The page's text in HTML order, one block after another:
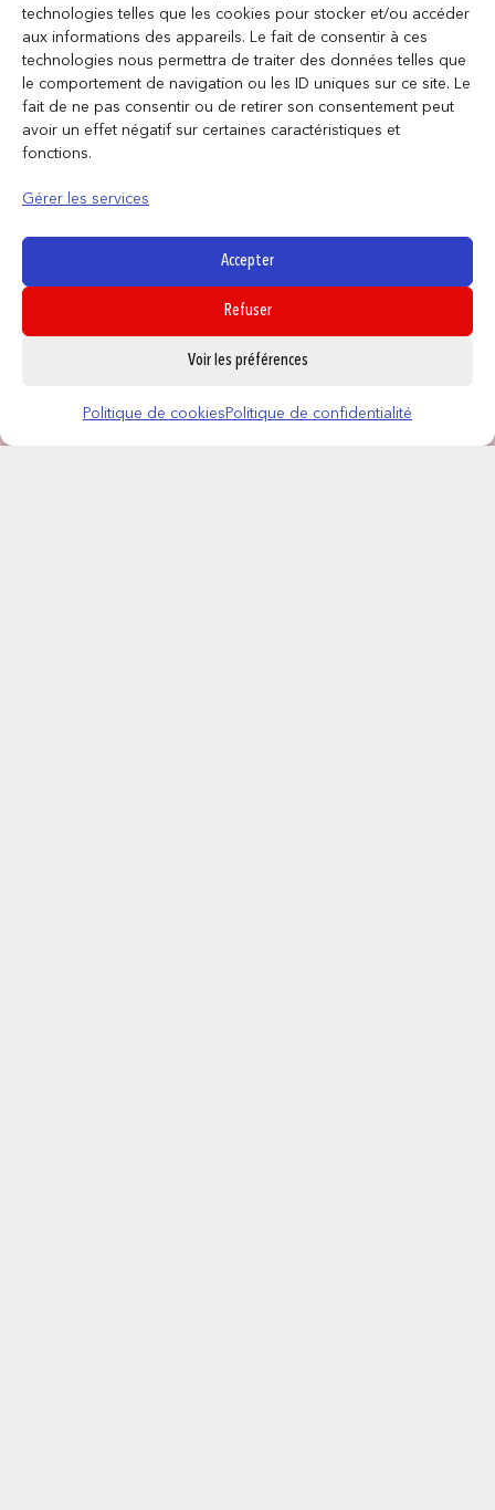
technologies telles que les cookies pour stocker et/ou accéder
aux informations des appareils. Le fait de consentir à ces
technologies nous permettra de traiter des données telles que
le comportement de navigation ou les ID uniques sur ce site. Le
fait de ne pas consentir ou de retirer son consentement peut
avoir un effet négatif sur certaines caractéristiques et
fonctions.
Gérer les services
Accepter
Refuser
Voir les préférences
Politique de cookies Politique de confidentialité